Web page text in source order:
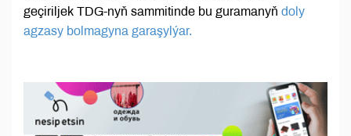
geçiriljek TDG-nyň sammitinde bu guramanyň doly
agzasy bolmagyna garaşylýar.